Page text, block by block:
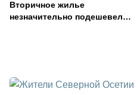
Вторичное жилье
незначительно подешевело